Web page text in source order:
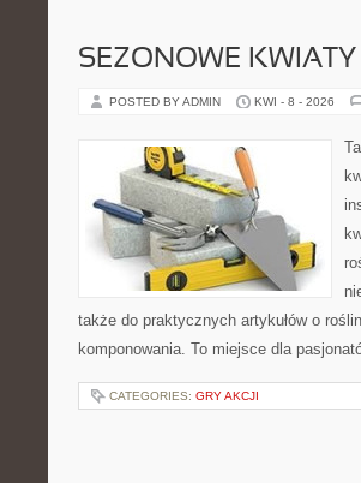
SEZONOWE
POSTED BY ADMIN KWI - 8 - 2026
także do praktycznych artykułów o
komponowania. To miejsce dla
CATEGORIES: GRY AKCJI